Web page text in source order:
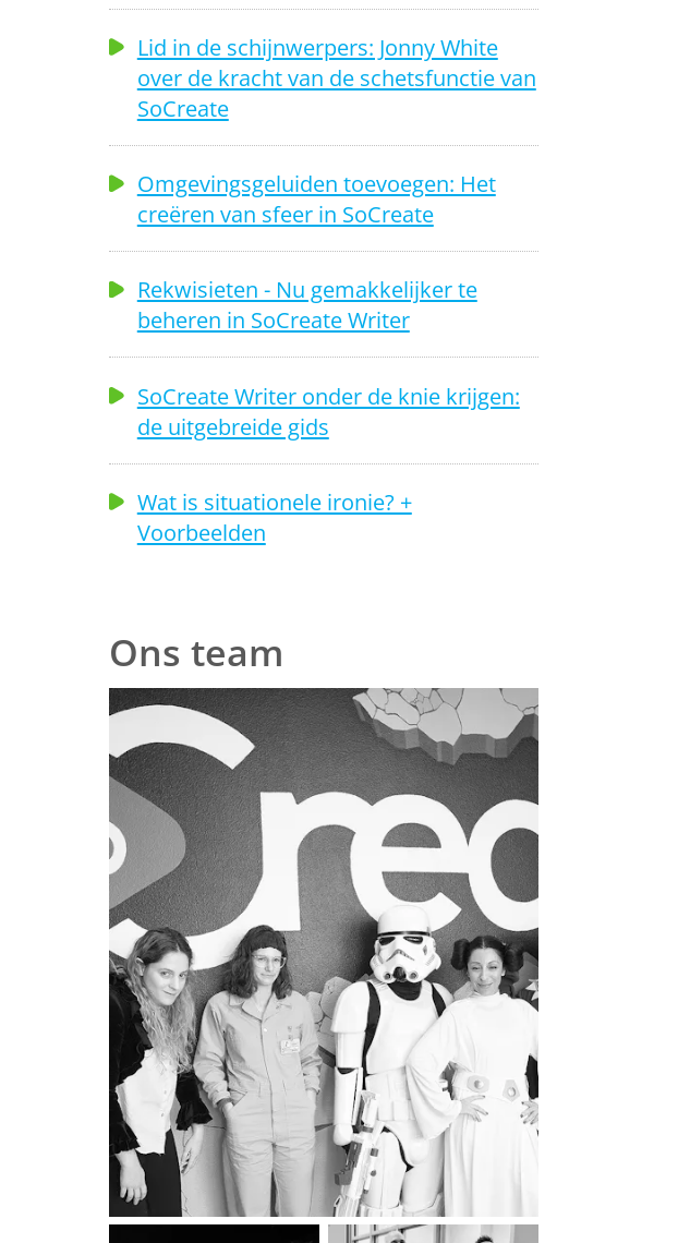
Lid in de schijnwerpers: Jonny White
over de kracht van de schetsfunctie van
SoCreate
Omgevingsgeluiden toevoegen: Het
creëren van sfeer in SoCreate
Rekwisieten - Nu gemakkelijker te
beheren in SoCreate Writer
SoCreate Writer onder de knie krijgen:
de uitgebreide gids
Wat is situationele ironie? +
Voorbeelden
Ons team